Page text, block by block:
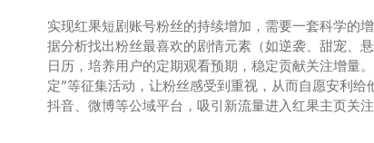
实现红果短剧账号粉丝的持续增加，需要一套科学的
据分析找出粉丝最喜欢的剧情元素（如逆袭、甜宠、
日历，培养用户的定期观看预期，稳定贡献关注增量
定”等征集活动，让粉丝感受到重视，从而自愿安利
抖音、微博等公域平台，吸引新流量进入红果主页关